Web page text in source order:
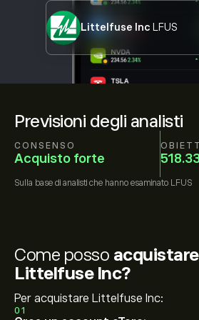
Previsioni degli analisti
CONSENSO
Acquisto forte
Sulla base di analisti che hanno esaminato LFUS
Littelfuse Inc LFUS
Come posso
Littelfuse Inc?
Per acquistare Littelfuse Inc:
01